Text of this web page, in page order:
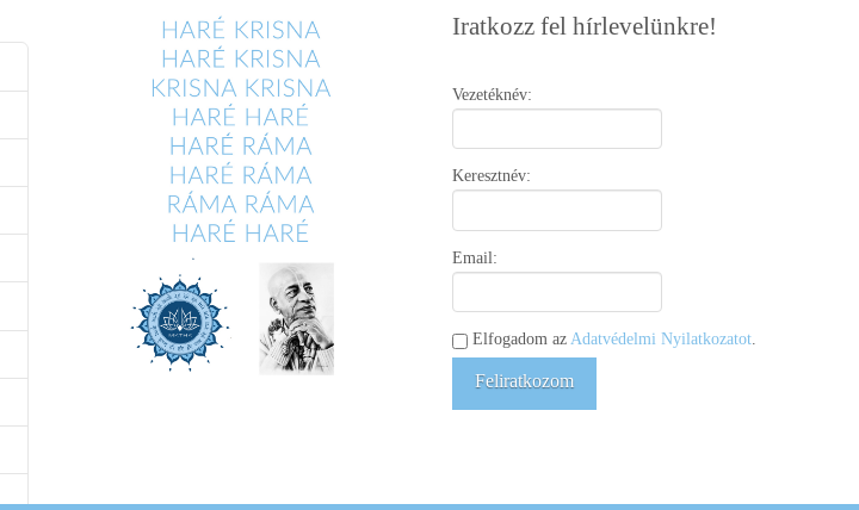
Iratkozz fel hírlevelünkre!
Vezetéknév:
Keresztnév:
Email:
Elfogadom azAdatvédelmi Nyilatkozatot.
Feliratkozom